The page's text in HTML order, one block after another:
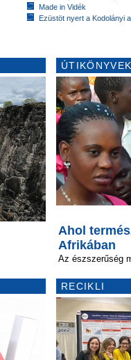
Made in Vidék
Ezüstöt nyert a Kodolányi
Ahol
Afrikában
Az észszerűség
RECIKLI